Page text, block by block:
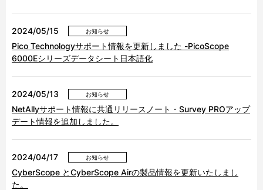
2024/05/15 お知らせ
Pico Technologyサポート情報を更新しました -PicoScope
6000Eシリーズデータシート日本語化
2024/05/13 お知らせ
NetAllyサポート情報に共通リリースノート・Survey PROアップ
デート情報を追加しました。
2024/04/17 お知らせ
CyberScope とCyberScope Airの製品情報を更新いたしまし
た。